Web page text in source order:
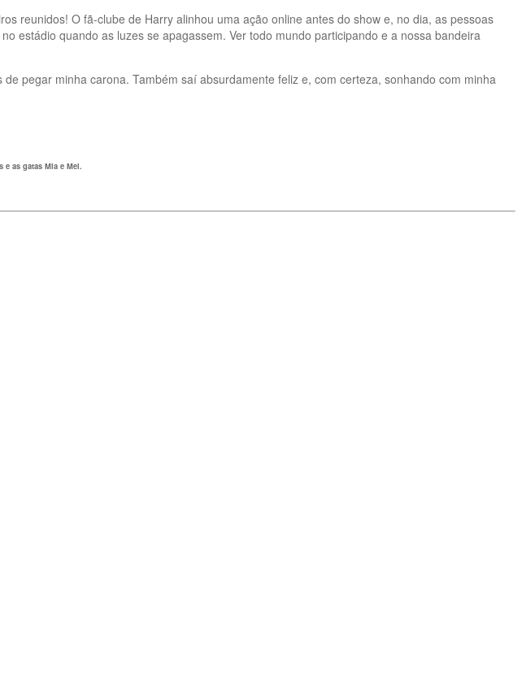
reunidos! O fã-clube de Harry alinhou uma ação online antes do show e, no dia, as pessoas
estádio quando as luzes se apagassem. Ver todo mundo participando e a nossa bandeira
pegar minha carona. Também saí absurdamente feliz e, com certeza, sonhando com minha
as gatas Mia e Mel.